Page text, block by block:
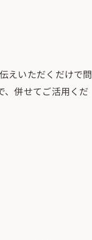
えいただくだけで問
併せてご活用くだ